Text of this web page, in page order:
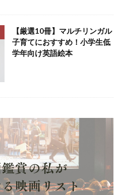
【厳選10冊】マルチリンガル
子育てにおすすめ！小学生低
学年向け英語絵本